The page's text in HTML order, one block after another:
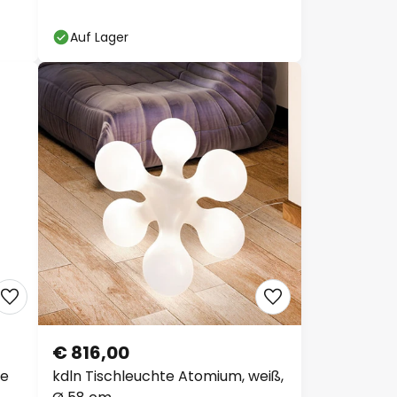
Auf Lager
kdln Tischleuchte Atomium, weiß,
Ø 58 cm
€ 816,00